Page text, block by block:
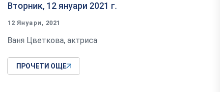
Вторник, 12 януари 2021 г.
12 Януари, 2021
Ваня Цветкова, актриса
ПРОЧЕТИ ОЩЕ